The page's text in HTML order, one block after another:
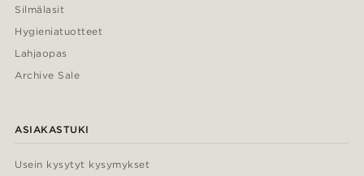
Silmälasit
Hygieniatuotteet
Lahjaopas
Archive Sale
ASIAKASTUKI
Usein kysytyt kysymykset